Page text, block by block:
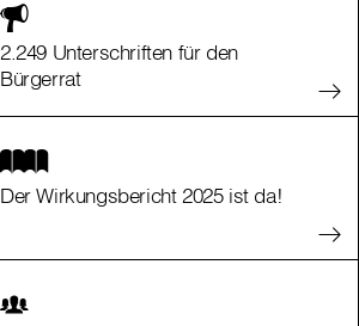
2.249 Unterschriften für den
Bürgerrat
Der Wirkungsbericht 2025 ist da!